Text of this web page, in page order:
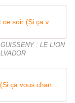
: LE LION